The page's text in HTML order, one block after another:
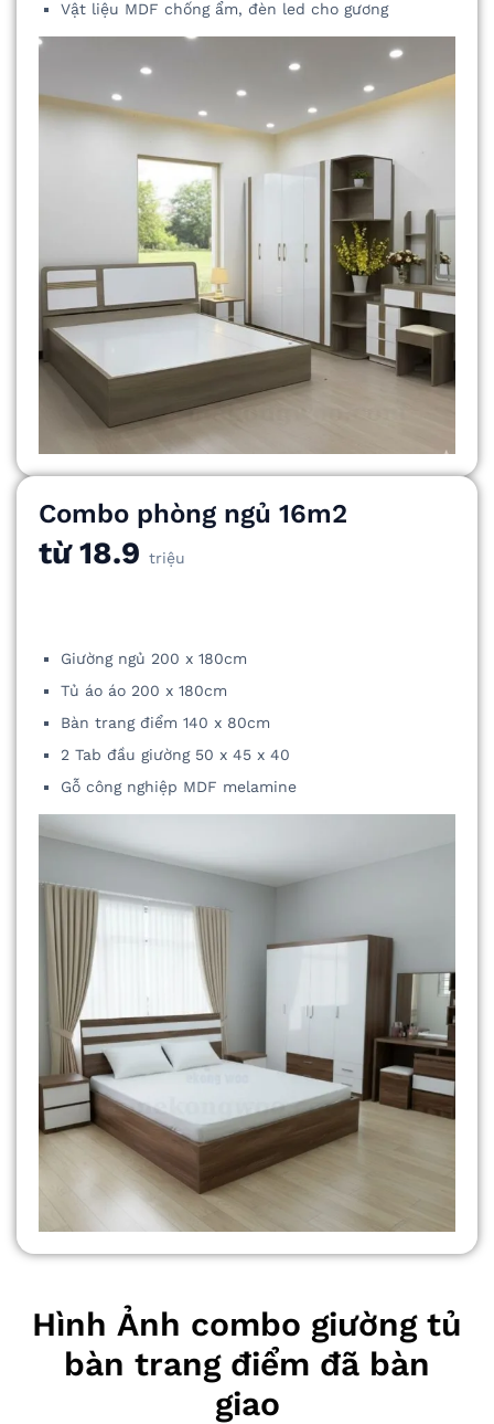
Vật liệu MDF chống ẩm, đèn led cho gương
Combo phòng ngủ 16m2
từ 18.9 triệu
Giường ngủ 200 x 180cm
Tủ áo áo 200 x 180cm
Bàn trang điểm 140 x 80cm
2 Tab đầu giường 50 x 45 x 40
Gỗ công nghiệp MDF melamine
Hình Ảnh combo giường tủ
bàn trang điểm đã bàn
giao